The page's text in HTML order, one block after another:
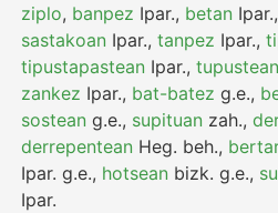
ziplo, banpez Ipar., betan Ipar.,
sastakoan Ipar.,tanpez Ipar.,
tipustapastean Ipar.,tupustean
zankez Ipar., bat-batez g.e.,
sostean g.e., supituan zah.,
derrepentean Heg. beh.,
Ipar. g.e., hotsean bizk. g.e.,
Ipar.